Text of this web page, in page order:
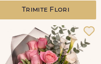
Trimite Flori